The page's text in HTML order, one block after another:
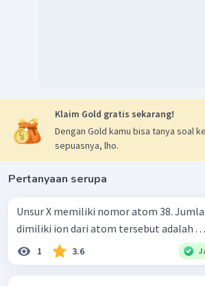
Klaim Gold gratis sekarang!
Dengan Gold kamu bisa tanya soal
sepuasnya, lho.
Pertanyaan serupa
Unsur X memiliki nomor atom 38.
dimiliki ion dari atom tersebut adalah . .
1 3.6